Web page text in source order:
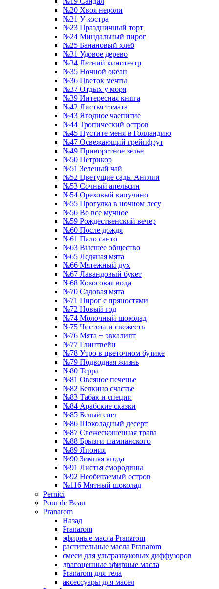
№20 Хвоя нероли
№21 У костра
№23 Праздничный торт
№24 Миндальный пирог
№25 Банановый хлеб
№31 Удовое дерево
№34 Летний кинотеатр
№35 Ночной океан
№36 Цветок мечты
№37 Отдых у моря
№39 Интересная книга
№42 Листья томата
№43 Ягодное чаепитие
№44 Тропический остров
№45 Пустите меня в Голландию
№47 Освежающий грейпфрут
№49 Приворотное зелье
№50 Петрикор
№51 Зеленый чай
№52 Цветущие сады Англии
№53 Сочный апельсин
№54 Ореховый капучино
№55 Прогулка в ночном лесу
№56 Во все мучное
№59 Рождественский вечер
№60 После дождя
№61 Пало санто
№63 Высшее общество
№65 Ледяная мята
№66 Мятежный дух
№67 Лавандовый букет
№68 Кокосовая вода
№70 Садовая мята
№71 Пирог с пряностями
№72 Новый год
№74 Молочный шоколад
№75 Чистота и свежесть
№76 Мята + эвкалипт
№77 Глинтвейн
№78 Утро в цветочном бутике
№79 Подводная жизнь
№80 Терра
№81 Овсяное печенье
№82 Белкино счастье
№83 Табак и специи
№84 Арабские сказки
№85 Белый снег
№86 Шоколадный десерт
№87 Свежескошенная трава
№88 Брызги шампанского
№89 Япония
№90 Зимняя ягода
№91 Листья смородины
№92 Необитаемый остров
№116 Мятный шоколад
Pernici
Pour de Beau
Pranarom
Назад
Pranarom
эфирные масла Pranarom
растительные масла Pranarom
смеси для ультразвуковых диффузоров
драгоценные эфирные масла
Pranarom для тела
аксессуары для масел